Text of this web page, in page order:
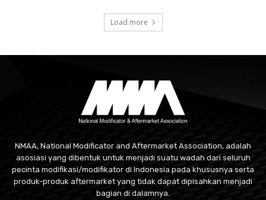
Load more
NMAA, National Modificator and Aftermarket Association, adalah
asosiasi yang dibentuk untuk menjadi suatu wadah dari seluruh
pecinta modifikasi/modifikator di Indonesia pada khususnya serta
produk-produk aftermarket yang tidak dapat dipisahkan menjadi
bagian di dalamnya.